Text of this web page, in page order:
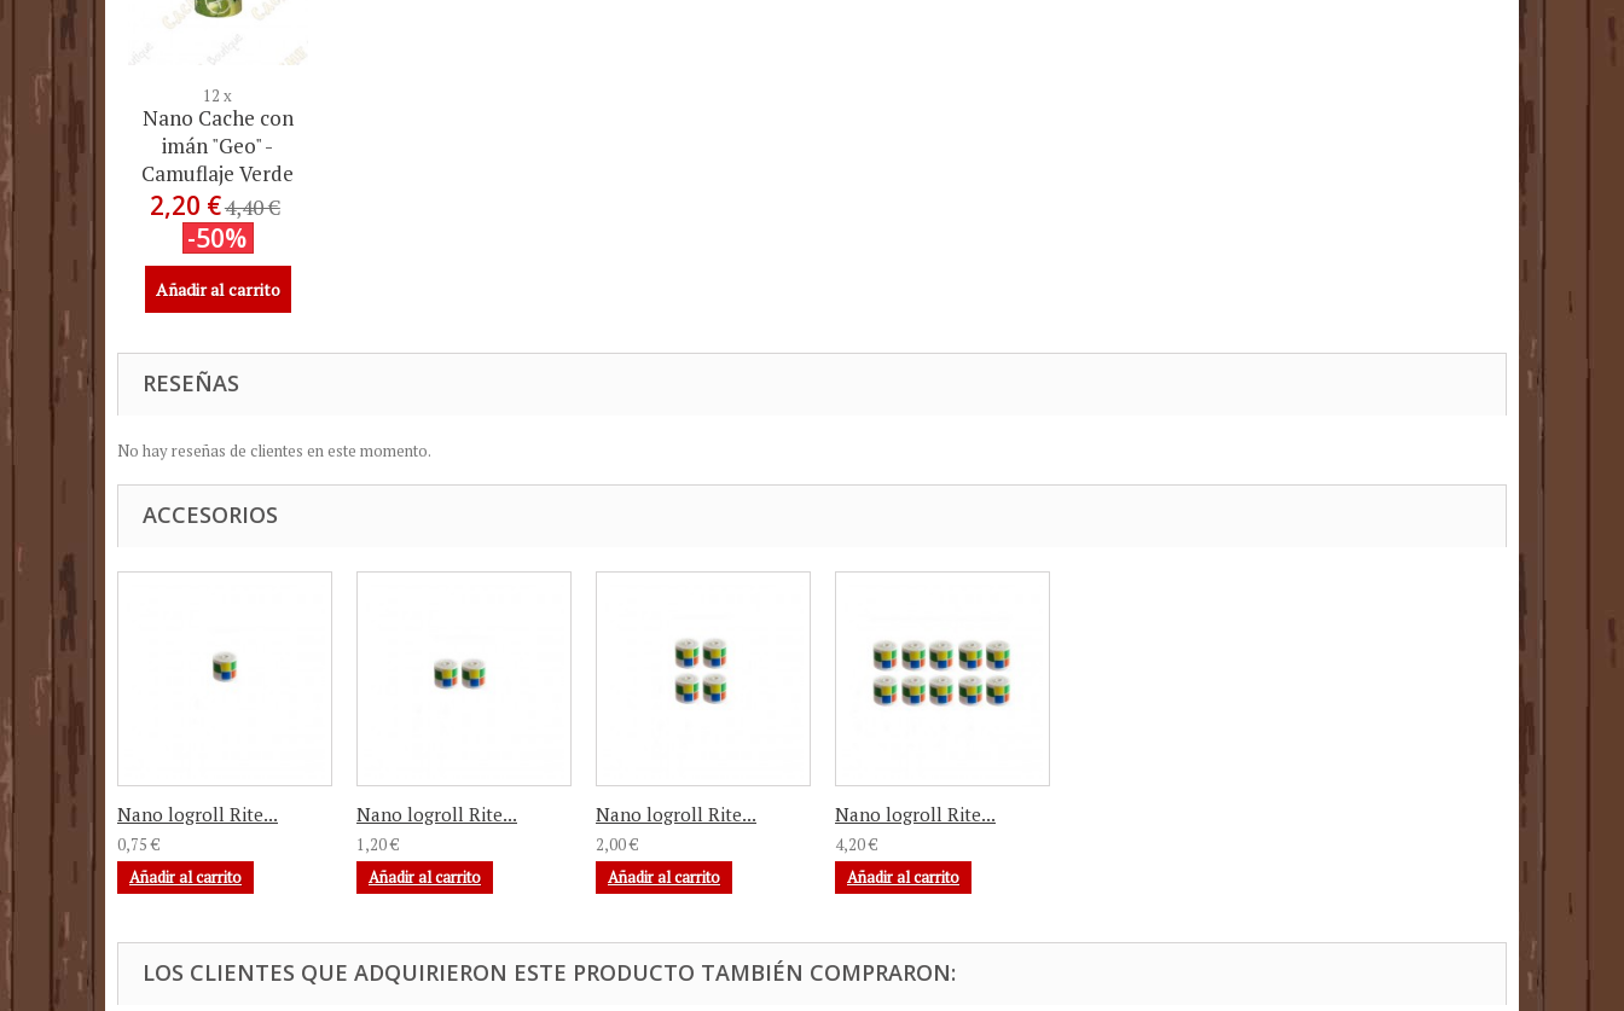
12 x
Nano Cache con
imán "Geo" -
Camuflaje Verde
2,20 €4,40 €
-50%
Añadir al carrito
RESEÑAS
No hay reseñas de clientes en este momento.
ACCESORIOS
Nano logroll Rite...
0,75 €
Añadir al carrito
Nano logroll Rite...
1,20 €
Añadir al carrito
Nano logroll Rite...
2,00 €
Añadir al carrito
Nano logroll Rite...
4,20 €
Añadir al carrito
LOS CLIENTES QUE ADQUIRIERON ESTE PRODUCTO TAMBIÉN COMPRARON: